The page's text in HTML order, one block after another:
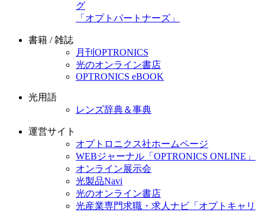
グ
「オプトパートナーズ」
書籍 / 雑誌
月刊OPTRONICS
光のオンライン書店
OPTRONICS eBOOK
光用語
レンズ辞典＆事典
運営サイト
オプトロニクス社ホームページ
WEBジャーナル「OPTRONICS ONLINE」
オンライン展示会
光製品Navi
光のオンライン書店
光産業専門求職・求人ナビ「オプトキャリ